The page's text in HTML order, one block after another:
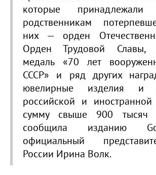
которые принадлежали
родственникам
них — орден
Орден Трудовой Славы,
медаль «70 лет
СССР» и ряд других
ювелирные изделия и
российской и
сумму свыше 900 тысяч
сообщила изданию
официальный
России Ирина Волк.